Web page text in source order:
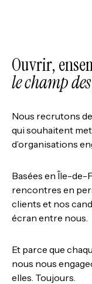
Ouvrir,
le champ
Nous recrutons
qui souhaitent
d’organisations
Basées en Île-de-
rencontres en
clients et nos
écran entre nous.
Et parce que
nous nous
elles. Toujours.